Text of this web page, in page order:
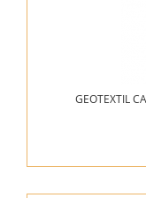
GEOTEXTIL